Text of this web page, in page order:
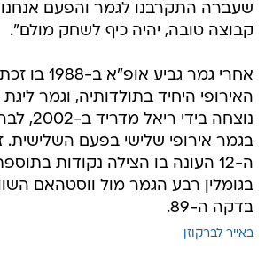
שעברה התקרבנו לגמר והפעם
קבוצה טובה, יהיה כיף לשחק מולם".
אחרי גמר גביע
האירופי היחיד בתולדותיה, וגמר
נוצחה בידי
בגמר אירופי שלישי בפעם
ה-12 העונה בו הצילה נקודות
בדקה ה-89.
באייר לברקוזן